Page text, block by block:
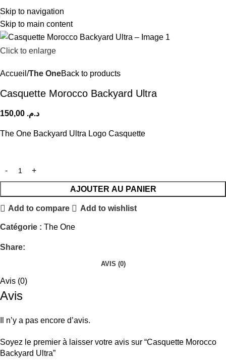
Skip to navigation
Skip to main content
Click to enlarge
Accueil The OneBack to products
Casquette Morocco Backyard Ultra
د.م.
The One Backyard Ultra Logo Casquette
AJOUTER AU PANIER
Add to compare Add to wishlist
Catégorie : The One
Share:
AVIS (0)
Avis (0)
Avis
Il n’y a pas encore d’avis.
Soyez le premier à laisser votre avis sur “Casquette Morocco
Backyard Ultra”